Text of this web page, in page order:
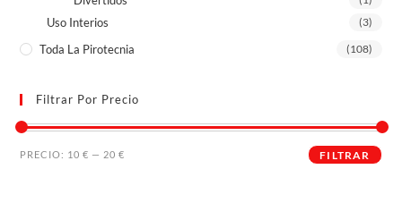
Uso Interios (3)
Toda La Pirotecnia (108)
Filtrar Por Precio
FILTRAR
PRECIO: 10 € — 20 €